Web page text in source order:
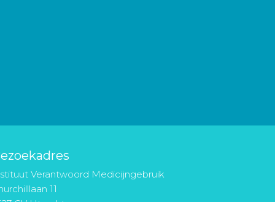
Verantwoord Medicijngebruik
11